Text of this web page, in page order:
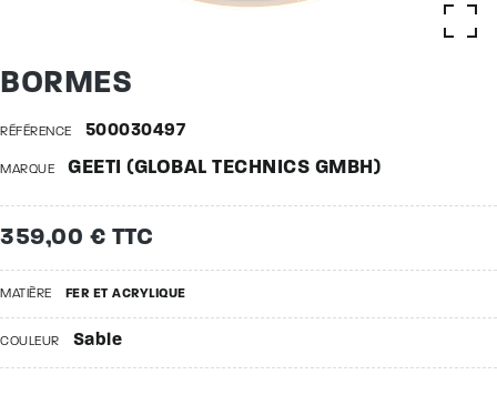
BORMES
RÉFÉRENCE 500030497
MARQUE GEETI (GLOBAL TECHNICS GMBH)
359,00 € TTC
MATIÈRE FER ET ACRYLIQUE
COULEUR Sable